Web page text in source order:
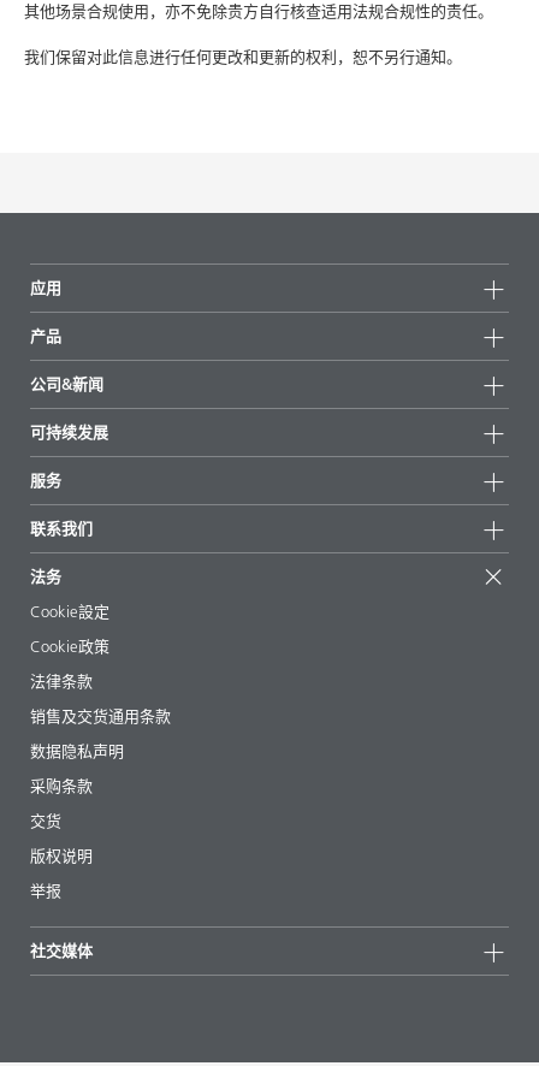
其他场景合规使用，亦不免除贵方自行核查适用法规合规性的责任。
我们保留对此信息进行任何更改和更新的权利，恕不另行通知。
应用
产品
所有产品
重点推荐
公司&新闻
新闻
新闻和媒体
地区和分销商
展会和活动
可持续发展
可持续产品
成功案例
EcoVadis
认证
服务
起始配方
文章
电子书
法规事务
助剂指南 App
视频
下载
联系我们
法务
Cookie設定
Cookie政策
法律条款
销售及交货通用条款
数据隐私声明
采购条款
交货
版权说明
举报
社交媒体